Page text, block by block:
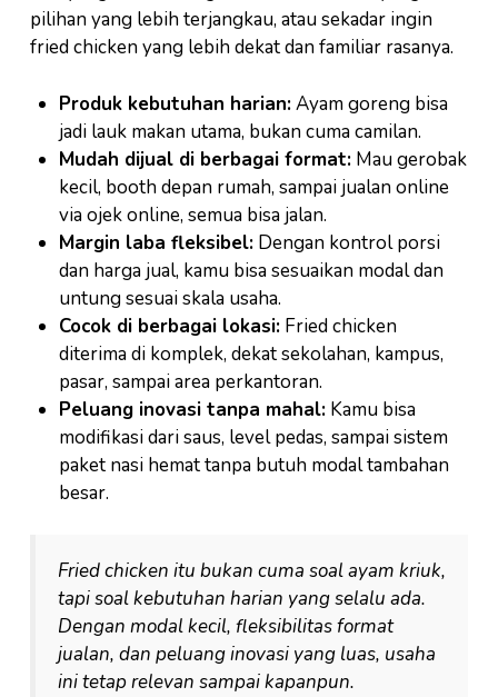
pilihan yang lebih terjangkau, atau sekadar ingin
fried chicken yang lebih dekat dan familiar rasanya.
Produk kebutuhan harian:Ayam goreng bisa
jadi lauk makan utama, bukan cuma camilan.
Mudah dijual di berbagai format:Mau gerobak
kecil, booth depan rumah, sampai jualan online
via ojek online, semua bisa jalan.
Margin laba fleksibel:Dengan kontrol porsi
dan harga jual, kamu bisa sesuaikan modal dan
untung sesuai skala usaha.
Cocok di berbagai lokasi:Fried chicken
diterima di komplek, dekat sekolahan, kampus,
pasar, sampai area perkantoran.
Peluang inovasi tanpa mahal:Kamu bisa
modifikasi dari saus, level pedas, sampai sistem
paket nasi hemat tanpa butuh modal tambahan
besar.
Fried chicken itu bukan cuma soal ayam kriuk,
tapi soal kebutuhan harian yang selalu ada.
Dengan modal kecil, fleksibilitas format
jualan, dan peluang inovasi yang luas, usaha
ini tetap relevan sampai kapanpun.